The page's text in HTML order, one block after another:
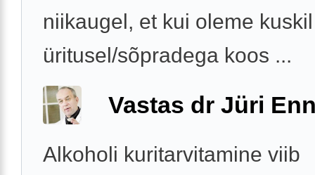
niikaugel, et kui oleme kuskil
üritusel/sõpradega koos ...
Vastas dr Jüri
Alkoholi kuritarvitamine viib